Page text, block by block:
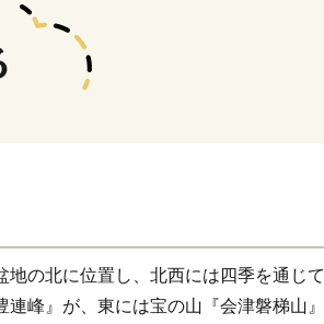
の北に位置し、北西には四季を通じて
峰』が、東には宝の山『会津磐梯山』